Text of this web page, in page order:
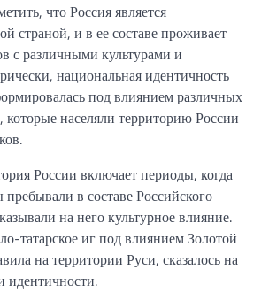
что Россия является
страной, и в ее составе проживает
с различными культурами и
национальная идентичность
под влиянием различных
которые населяли территорию России
России включает периоды, когда
в составе Российского
на него культурное влияние.
татарское иг под влиянием Золотой
на территории Руси, сказалось на
идентичности.